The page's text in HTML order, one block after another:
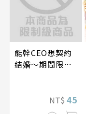
能幹CEO想契約
結婚～期間限定
NT$ 45